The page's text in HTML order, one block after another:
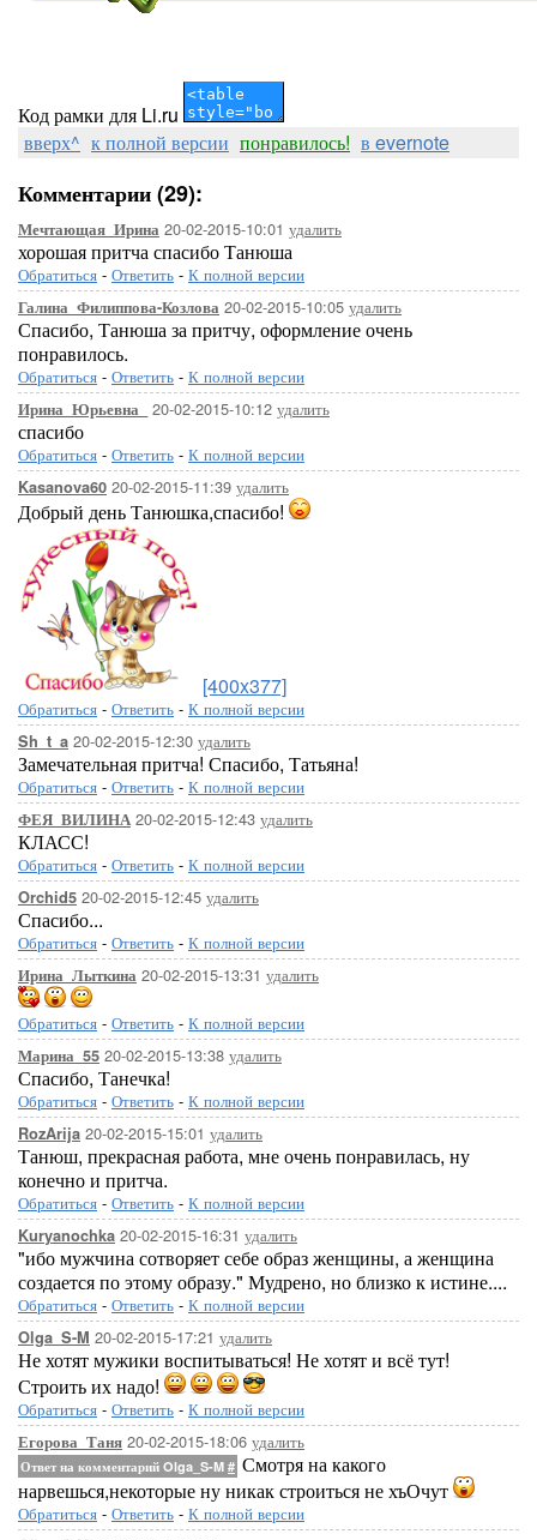
Код рамки для Li.ru
вверх^ к полной версии понравилось! в evernote
Комментарии (29):
Мечтающая_Ирина 20-02-2015-10:01 удалить
хорошая притча спасибо Танюша
Обратиться - Ответить - К полной версии
Галина_Филиппова-Козлова 20-02-2015-10:05 удалить
Спасибо, Танюша за притчу, оформление очень
понравилось.
Обратиться - Ответить - К полной версии
Ирина_Юрьевна_ 20-02-2015-10:12 удалить
спасибо
Обратиться - Ответить - К полной версии
Kasanova60 20-02-2015-11:39 удалить
Добрый день Танюшка,спасибо!
[400x377]
Обратиться - Ответить - К полной версии
Sh_t_a 20-02-2015-12:30 удалить
Замечательная притча! Спасибо, Татьяна!
Обратиться - Ответить - К полной версии
ФЕЯ_ВИЛИНА 20-02-2015-12:43 удалить
КЛАСС!
Обратиться - Ответить - К полной версии
Orchid5 20-02-2015-12:45 удалить
Спасибо...
Обратиться - Ответить - К полной версии
Ирина_Лыткина 20-02-2015-13:31 удалить
Обратиться - Ответить - К полной версии
Марина_55 20-02-2015-13:38 удалить
Спасибо, Танечка!
Обратиться - Ответить - К полной версии
RozArija 20-02-2015-15:01 удалить
Танюш, прекрасная работа, мне очень понравилась, ну
конечно и притча.
Обратиться - Ответить - К полной версии
Kuryanochka 20-02-2015-16:31 удалить
"ибо мужчина сотворяет себе образ женщины, а женщина
создается по этому образу." Мудрено, но близко к истине....
Обратиться - Ответить - К полной версии
Olga_S-M 20-02-2015-17:21 удалить
Не хотят мужики воспитываться! Не хотят и всё тут!
Строить их надо!
Обратиться - Ответить - К полной версии
Егорова_Таня 20-02-2015-18:06 удалить
Ответ на комментарий Olga_S-M # Смотря на какого
нарвешься,некоторые ну никак строиться не хъОчут
Обратиться - Ответить - К полной версии